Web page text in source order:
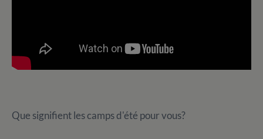
Que signifient les camps d'été pour vous?